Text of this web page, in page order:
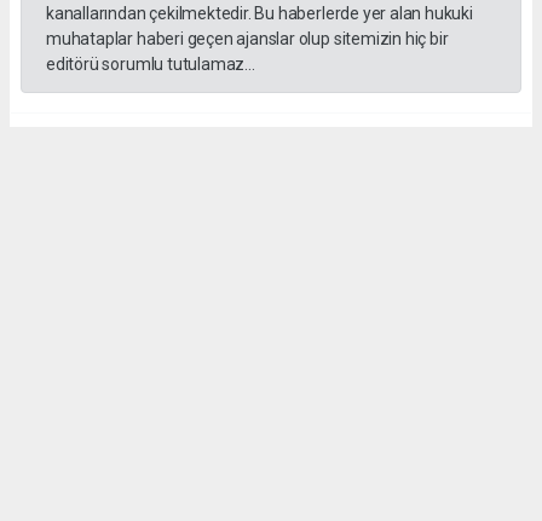
kanallarından çekilmektedir. Bu haberlerde yer alan hukuki
muhataplar haberi geçen ajanslar olup sitemizin hiç bir
editörü sorumlu tutulamaz...